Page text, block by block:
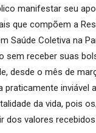
manifestar seu
que compõem a
Saúde Coletiva na
sem receber suas
desde o mês de
praticamente inviável
da vida, pois
dos valores